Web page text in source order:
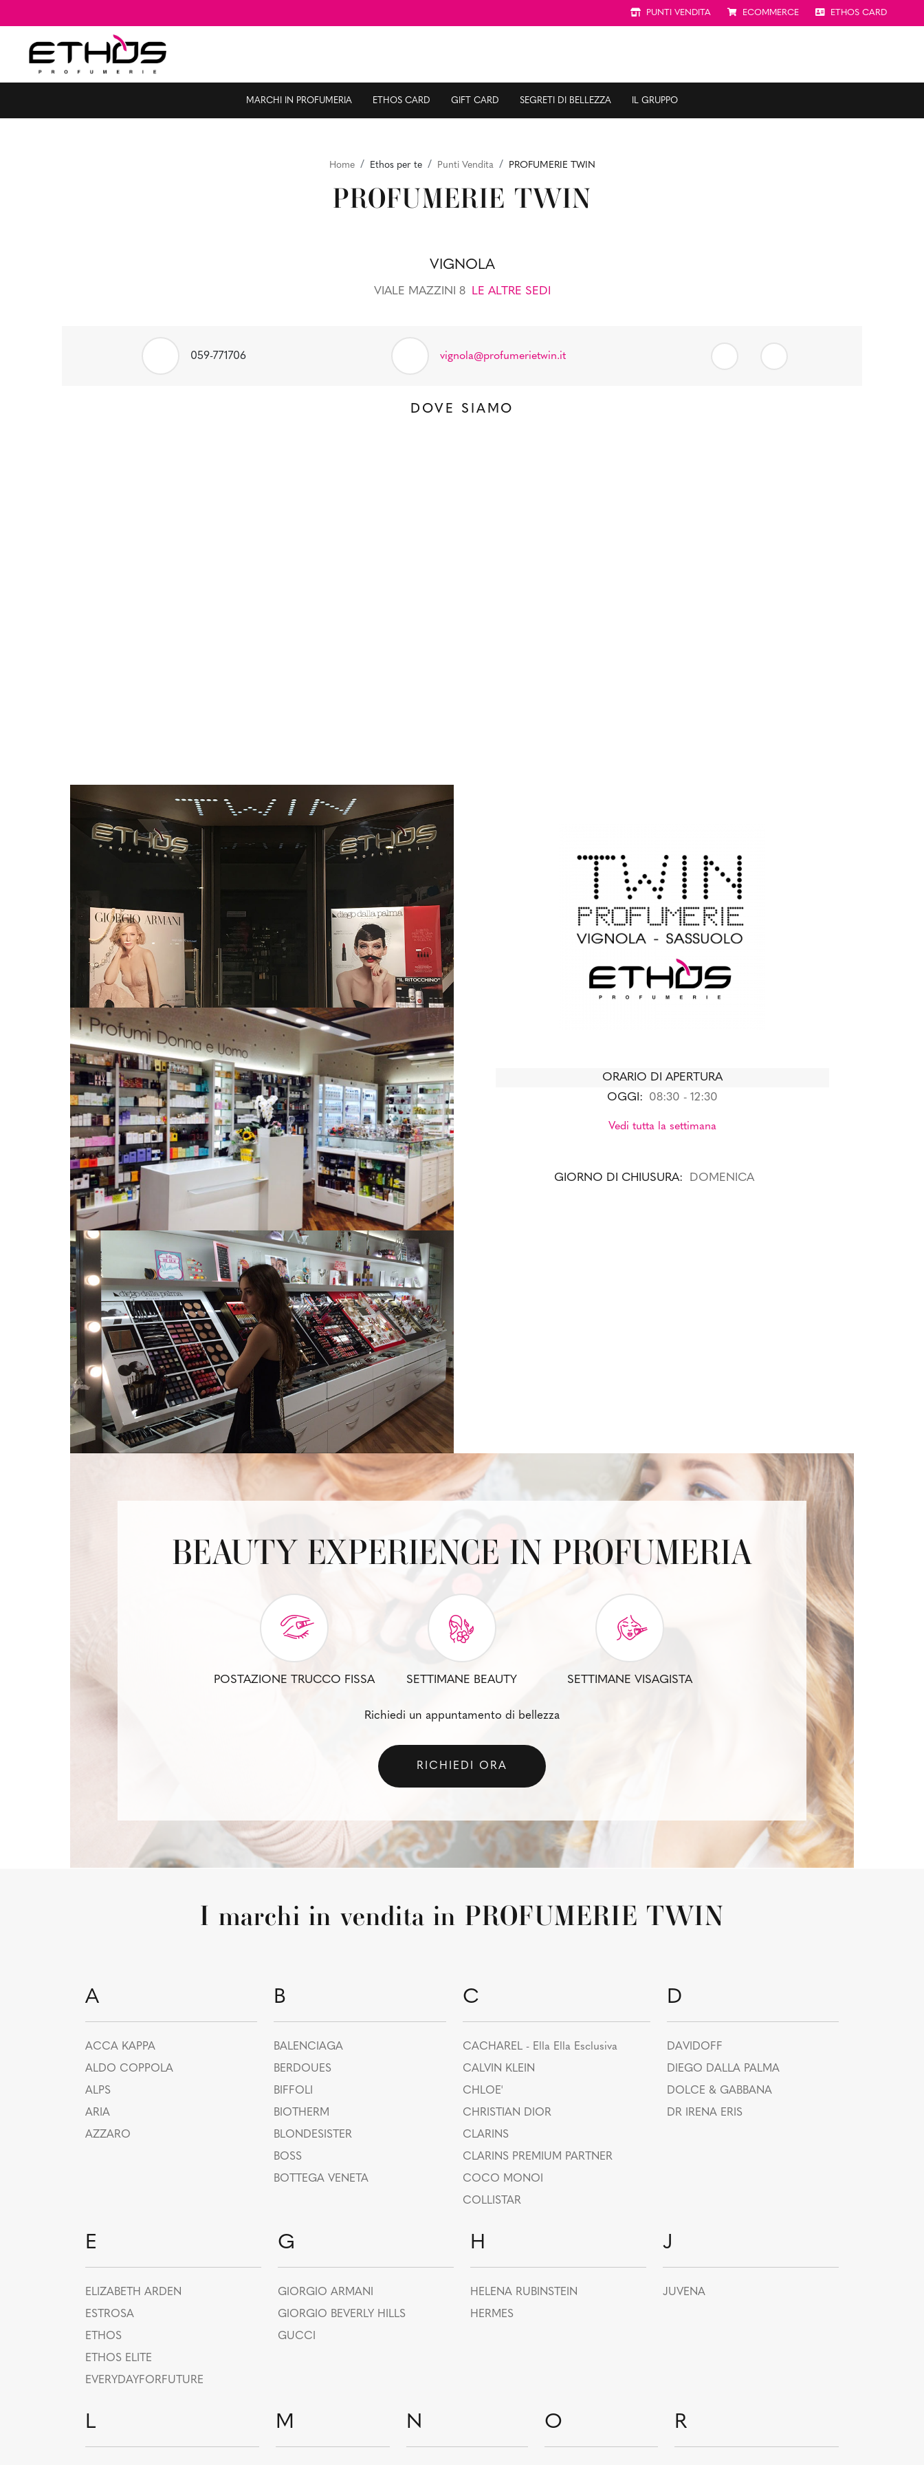
PUNTI VENDITA ECOMMERCE ETHOS CARD
MARCHI IN PROFUMERIA ETHOS CARD GIFT CARD SEGRETI DI BELLEZZA IL GRUPPO
Home Ethos per te Punti Vendita PROFUMERIE TWIN
PROFUMERIE TWIN
VIGNOLA
VIALE MAZZINI 8 LE ALTRE SEDI
059-771706 vignola@profumerietwin.it
DOVE SIAMO
ORARIO DI APERTURA
OGGI:
08:30 - 12:30
Vedi tutta la settimana
GIORNO DI CHIUSURA: DOMENICA
BEAUTY EXPERIENCE IN PROFUMERIA
POSTAZIONE TRUCCO FISSA SETTIMANE BEAUTY SETTIMANE VISAGISTA
Richiedi un appuntamento di bellezza
RICHIEDI ORA
I marchi in vendita in PROFUMERIE TWIN
A
ACCA KAPPA
ALDO COPPOLA
ALPS
ARIA
AZZARO
B
BALENCIAGA
BERDOUES
BIFFOLI
BIOTHERM
BLONDESISTER
BOSS
BOTTEGA VENETA
C
CACHAREL - Ella Ella Esclusiva
CALVIN KLEIN
CHLOE'
CHRISTIAN DIOR
CLARINS
CLARINS PREMIUM PARTNER
COCO MONOI
COLLISTAR
D
DAVIDOFF
DIEGO DALLA PALMA
DOLCE & GABBANA
DR IRENA ERIS
E
ELIZABETH ARDEN
ESTROSA
ETHOS
ETHOS ELITE
EVERYDAYFORFUTURE
G
GIORGIO ARMANI
GIORGIO BEVERLY HILLS
GUCCI
H
HELENA RUBINSTEIN
HERMES
J
JUVENA
L M N O R